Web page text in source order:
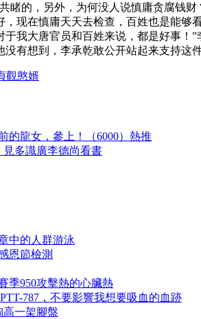
睹的，另外，为何没人说慎庸贪腐钱
现在慎庸天天去检查，百姓也是能够
我大唐官员和百姓来说，都是好事！”
有想到，李承乾敢公开站起来支持这
觀憨婿
的龍女，參上！（6000）熱推
多識廣李德尚看書
中的人群游泳
恩節檢測
季950攻擊熱的心臟熱
787，不要影響我想要吸血的血跡
高一架腳盤